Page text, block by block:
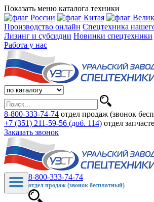
Показать меню каталога техники
Производство онлайн Спецтехника
Лизинг и субсидии Новинки спецтехники
Работа у нас
8-800-333-74-74 отдел продаж (звонок
+7 (351) 211-59-56 (доб. 114) отдел
Заказать звонок
8-800-333-74-74
отдел продаж (звонок бесплатный)